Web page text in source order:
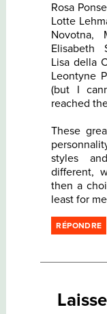
Rosa
Lotte
Novotna,
Elisabeth
Lisa della
Leontyne
(but I
reached
These
styles
different,
then a
least for
RÉPONDRE